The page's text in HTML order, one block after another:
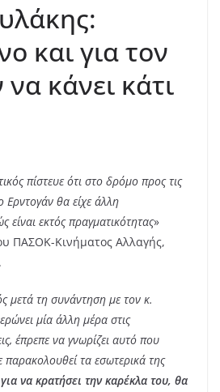
και για τον
κάνει κάτι
πίστευε ότι στο δρόμο προς τις
Ερντογάν θα είχε άλλη
εκτός πραγματικότητας»
ΠΑΣΟΚ-Κινήματος Αλλαγής,
.
μετά τη συνάντηση με τον κ.
μία άλλη μέρα στις
έπρεπε να γνωρίζει αυτό που
παρακολουθεί τα εσωτερικά της
να κρατήσει την καρέκλα του, θα